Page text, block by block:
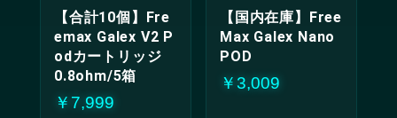
Galex Nano 2 Kit / Gale
x Nano S
【合計10個】Fre
emax Galex V2 P
odカートリッジ
0.8ohm/5箱
￥7,999
【国内在庫】Free
Max Galex Nano
POD
￥3,009